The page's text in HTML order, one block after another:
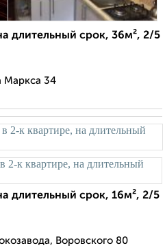
длительный срок, 36м², 2/5
Маркса 34
длительный срок, 16м², 2/5
Воровского 80